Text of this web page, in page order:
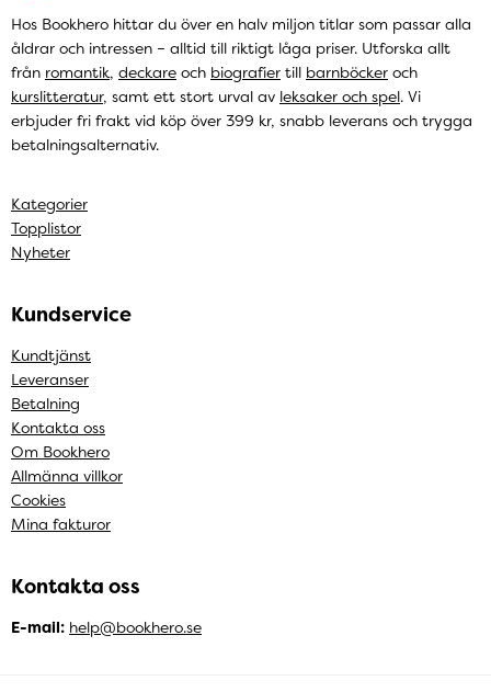
Hos Bookhero hittar du över en halv miljon titlar som passar alla
åldrar och intressen – alltid till riktigt låga priser. Utforska allt
från romantik, deckare och biografier till barnböcker och
kurslitteratur, samt ett stort urval av leksaker och spel. Vi
erbjuder fri frakt vid köp över 399 kr, snabb leverans och trygga
betalningsalternativ.
Kategorier
Topplistor
Nyheter
Kundservice
Kundtjänst
Leveranser
Betalning
Kontakta oss
Om Bookhero
Allmänna villkor
Cookies
Mina fakturor
Kontakta oss
E-mail: help@bookhero.se